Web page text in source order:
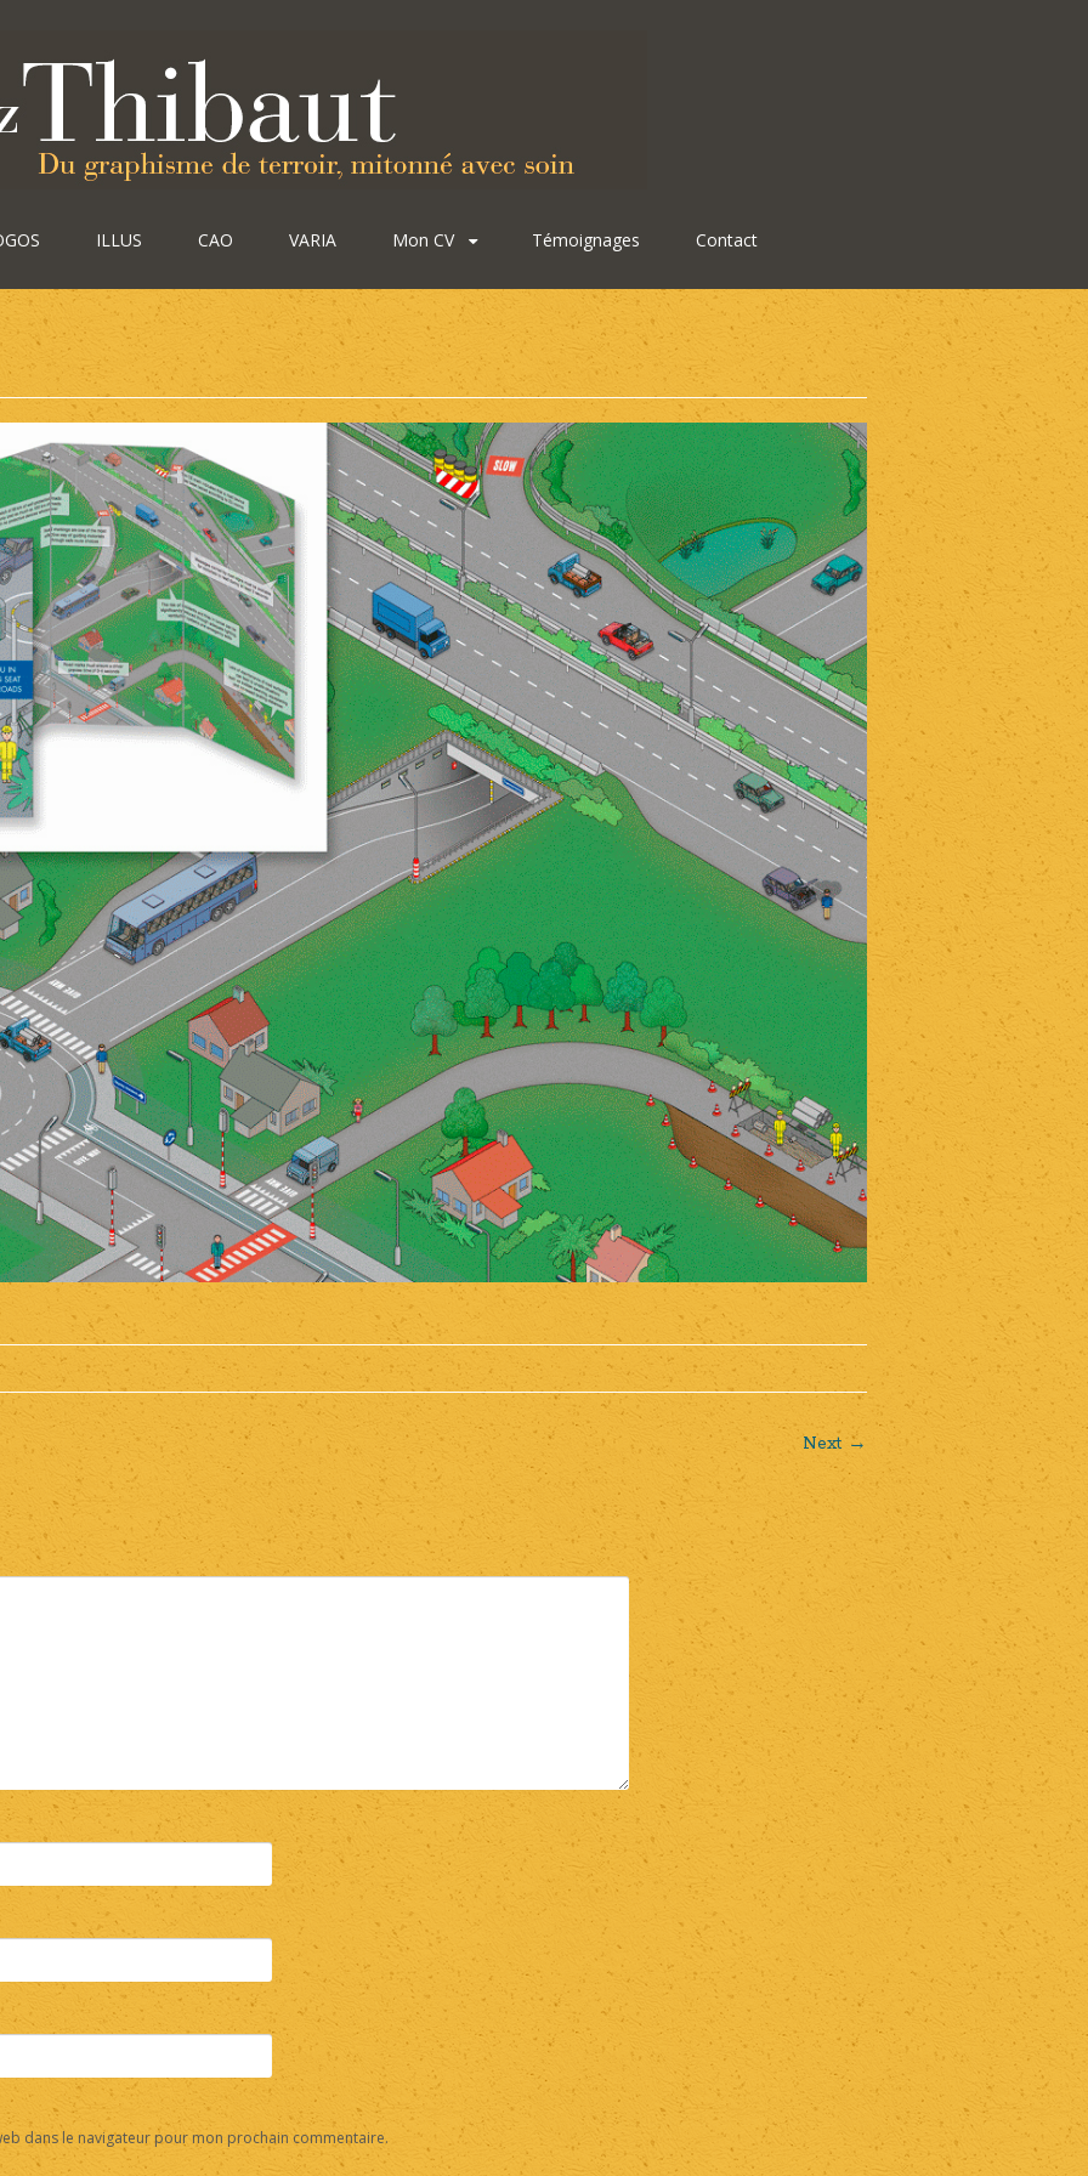
ILLUS CAO VARIA Mon CV Témoignages Contact
Next →
dans le navigateur pour mon prochain commentaire.